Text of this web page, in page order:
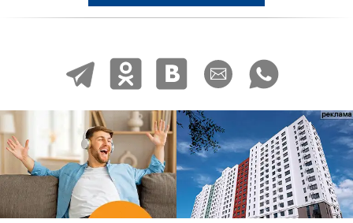
telegramodnoklassnikivkontakteemail whatsapp